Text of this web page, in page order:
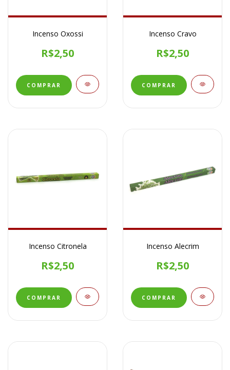
Incenso Oxossi
R$2,50
Incenso Cravo
R$2,50
Incenso Citronela
R$2,50
Incenso Alecrim
R$2,50